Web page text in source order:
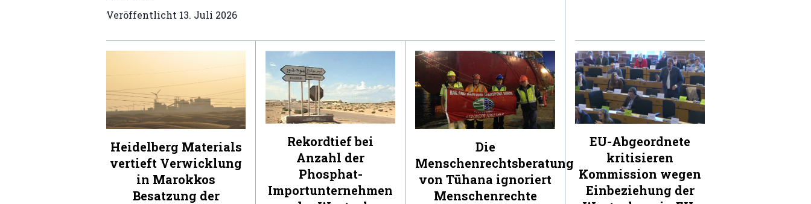
Veröffentlicht 13. Juli 2026
Heidelberg Materials
vertieft Verwicklung
in Marokkos
Besatzung der
Rekordtief bei
Anzahl der
Phosphat-
Importunternehmen
Die
Menschenrechtsberatung
von Tūhana ignoriert
Menschenrechte
EU-Abgeordnete
kritisieren
Kommission wegen
Einbeziehung der